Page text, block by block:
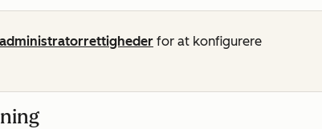
for at konfigurere